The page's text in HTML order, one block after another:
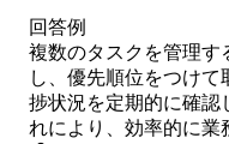
回答例
複数のタスクを管理す
し、優先順位をつけ
捗状況を定期的に確認
れにより、効率的に業